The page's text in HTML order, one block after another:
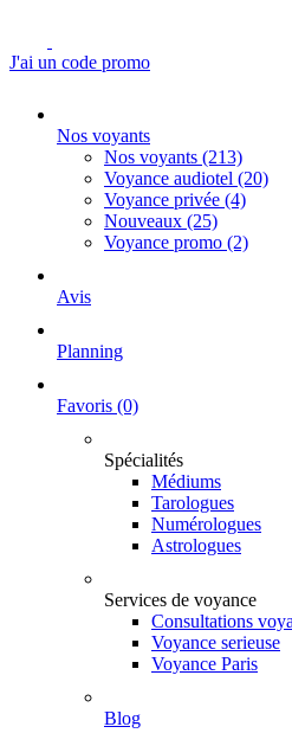
J'ai un code promo
Nos voyants
Nos voyants (213)
Voyance audiotel (20)
Voyance privée (4)
Nouveaux (25)
Voyance promo (2)
Avis
Planning
Favoris (0)
Spécialités
Médiums
Tarologues
Numérologues
Astrologues
Services de voyance
Consultations
Voyance serieuse
Voyance Paris
Blog